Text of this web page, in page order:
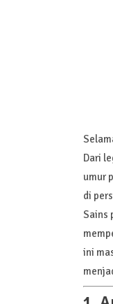
Dari
umur
di
Sains
ini